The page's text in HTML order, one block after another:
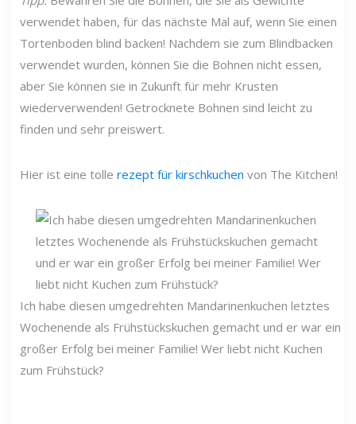
verwendet haben, für das nächste Mal auf, wenn Sie einen
Tortenboden blind backen! Nachdem sie zum Blindbacken
verwendet wurden, können Sie die Bohnen nicht essen,
aber Sie können sie in Zukunft für mehr Krusten
wiederverwenden! Getrocknete Bohnen sind leicht zu
finden und sehr preiswert.
Hier ist eine tolle rezept für kirschkuchen von The Kitchen!
Ich habe diesen umgedrehten Mandarinenkuchen letztes
Wochenende als Frühstückskuchen gemacht und er war ein
großer Erfolg bei meiner Familie! Wer liebt nicht Kuchen
zum Frühstück?